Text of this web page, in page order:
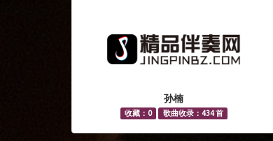
孙楠
收藏：0 歌曲收录：434 首